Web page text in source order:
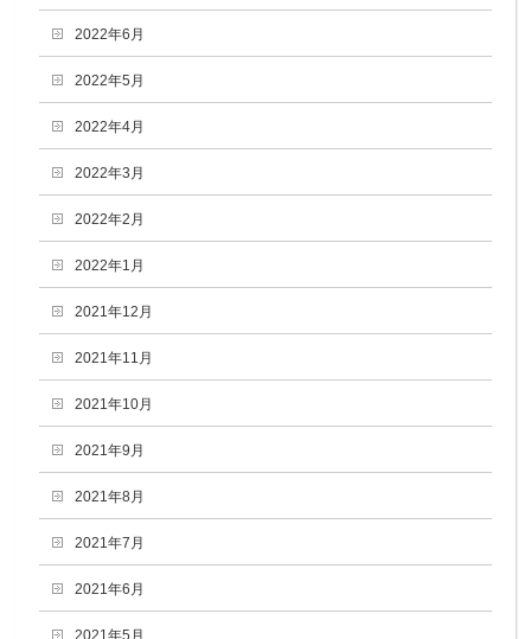
2022年6月
2022年5月
2022年4月
2022年3月
2022年2月
2022年1月
2021年12月
2021年11月
2021年10月
2021年9月
2021年8月
2021年7月
2021年6月
2021年5月